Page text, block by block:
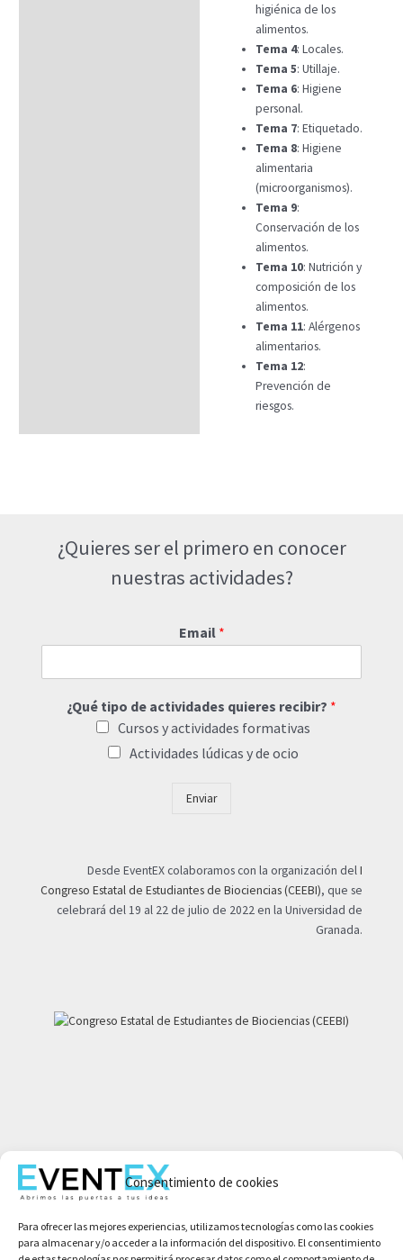
Consentimiento de cookies
Para ofrecer las mejores experiencias, utilizamos tecnologías como las cookies
para almacenar y/o acceder a la información del dispositivo. El consentimiento
higiénica de los
alimentos.
Tema 4: Locales.
Tema 5: Utillaje.
Tema 6: Higiene
personal.
Tema 7: Etiquetado.
Tema 8: Higiene
alimentaria
(microorganismos).
Tema 9:
Conservación de los
alimentos.
Tema 10: Nutrición y
composición de los
alimentos.
Tema 11: Alérgenos
alimentarios.
Tema 12:
Prevención de
riesgos.
¿Quieres ser el primero en conocer
nuestras actividades?
Email *
¿Qué tipo de actividades quieres recibir? *
Cursos y actividades formativas
Actividades lúdicas y de ocio
Enviar
Desde EventEX colaboramos con la organización delI
Congreso Estatal de Estudiantes de Biociencias (CEEBI), que se
celebrará del 19 al 22 de julio de 2022 en la Universidad de
Granada.
Aviso legal
Condiciones de compra
Política de cookies